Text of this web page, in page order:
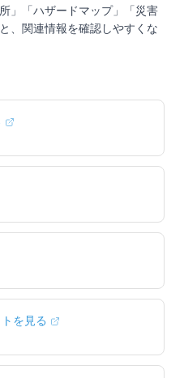
」「ハザードマップ」「災害
、関連情報を確認しやすくな
を見る